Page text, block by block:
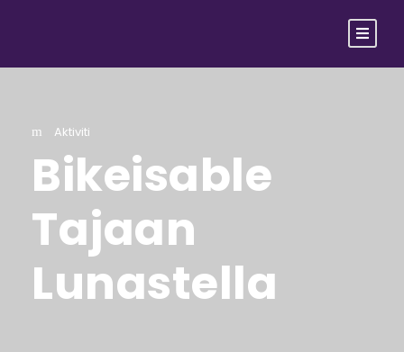
Aktiviti
Bikeisable
Tajaan
Lunastella